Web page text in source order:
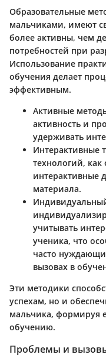
Образовательные
мальчиками, имеют
более активны, чем
потребностей при
Использование
обучения делает
эффективным.
Активные
активность и
удерживать
Интерактивные
технологий,
интерактивные
материала.
учитывать
ученика, что
часто
вызовах в
Эти методики
успехам, но и
мальчика, формируя
обучению.
Проблемы и